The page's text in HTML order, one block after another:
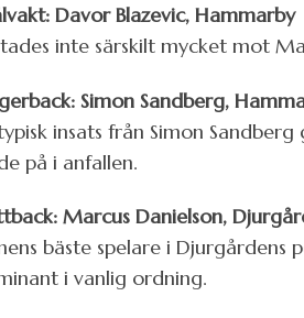
Davor Blazevic, Hammarby
inte särskilt mycket mot
Simon Sandberg,
insats från Simon
på i anfallen.
Marcus Danielson,
bäste spelare i
i vanlig ordning.